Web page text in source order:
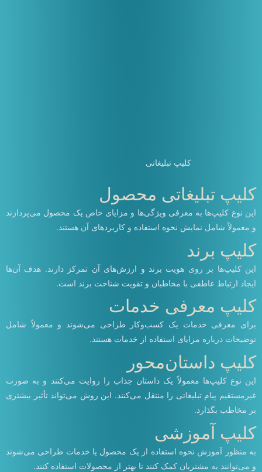
کلیپ تبلیغاتی
کلیپ تبلیغاتی محصول
این نوع کلیپ‌ها به معرفی ویژگی‌ها و مزایای خاص یک محصول می‌پردازند
و معمولاً شامل نمایش نحوه استفاده و کاربردهای آن هستند.
کلیپ برند
این کلیپ‌ها بر روی هویت برند و ارزش‌های آن تمرکز دارند. هدف آن‌ها
ایجاد ارتباط عاطفی با مخاطبان و تقویت شناخت برند است.
کلیپ معرفی خدمات
برای معرفی خدمات یک کسب‌وکار طراحی می‌شوند و معمولاً شامل
توضیحات درباره مزایای استفاده از خدمات هستند.
کلیپ داستان‌محور
این نوع کلیپ‌ها معمولاً یک داستان جذاب را روایت می‌کنند و به صورت
غیرمستقیم پیام تبلیغاتی را منتقل می‌کنند. این روش می‌تواند تأثیر بیشتری
بر مخاطب بگذارد.
کلیپ آموزشی
به منظور آموزش نحوه استفاده از یک محصول یا خدمات طراحی می‌شوند
و می‌توانند به مشتریان کمک کنند تا بهتر از محصولات استفاده کنند.